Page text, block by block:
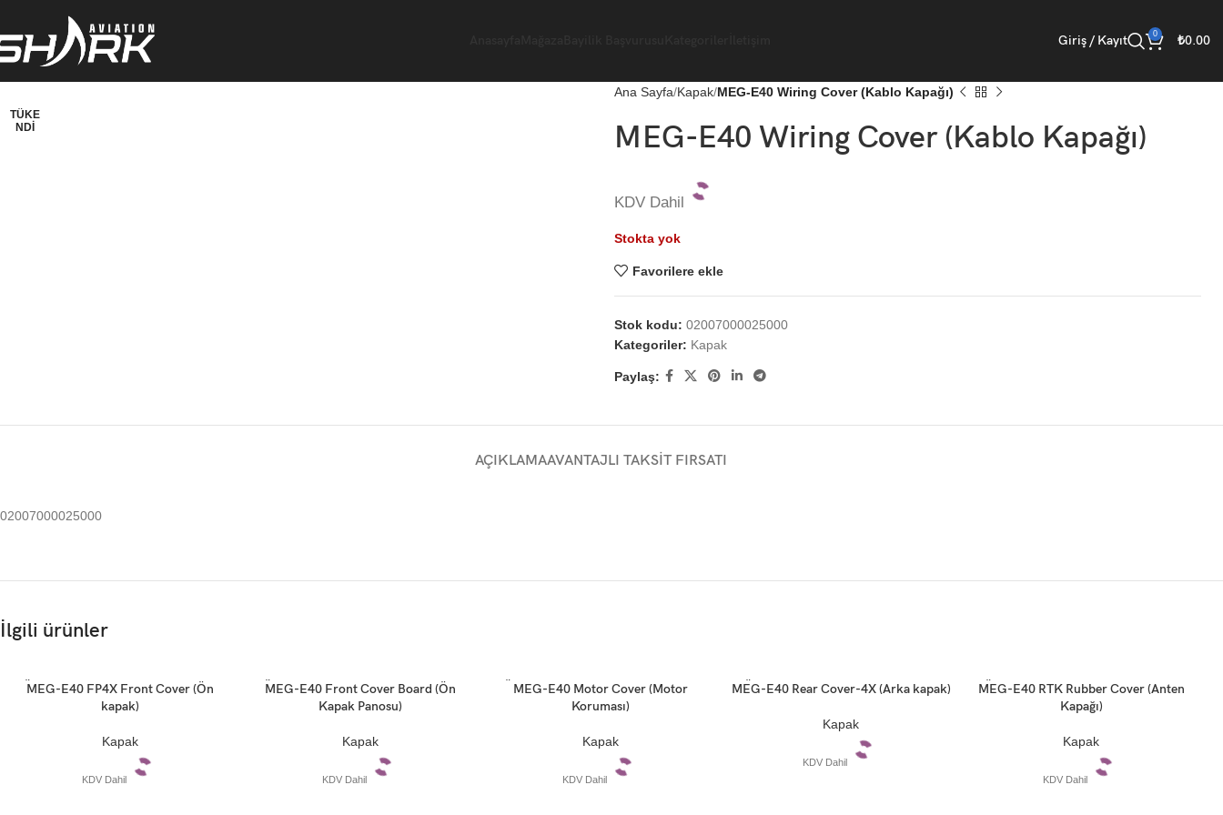
Giriş / Kayıt 0 ₺0.00
TÜKE
NDI
Ana Sayfa Kapak MEG-E40 Wiring Cover (Kablo Kapağı)
MEG-E40 Wiring Cover (Kablo Kapağı)
KDV Dahil
Stokta yok
Favorilere ekle
Stok kodu: 02007000025000
Kategoriler: Kapak
Paylaş:
AÇIKLAMAAVANTAJLI TAKSIT FIRSATI
02007000025000
İlgili ürünler
TÜKE
Devamını oku
MEG-E40 FP4X Front Cover (Ön
kapak)
Kapak
KDV Dahil
TÜKE
Devamını oku
MEG-E40 Front Cover Board (Ön
Kapak Panosu)
Kapak
KDV Dahil
TÜKE
Devamını oku
MEG-E40 Motor Cover (Motor
Koruması)
Kapak
KDV Dahil
TÜKE
Devamını oku
MEG-E40 Rear Cover-4X (Arka kapak)
Kapak
KDV Dahil
TÜKE
Devamını oku
MEG-E40 RTK Rubber Cover (Anten
Kapağı)
Kapak
KDV Dahil